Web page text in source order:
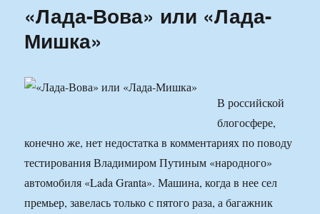
«Лада-Вова» или «Лада-
Мишка»
В российской
блогосфере,
конечно же, нет недостатка в комментариях по поводу
тестирования Владимиром Путиным «народного»
автомобиля «Lada Granta». Машина, когда в нее сел
премьер, завелась только с пятого раза, а багажник